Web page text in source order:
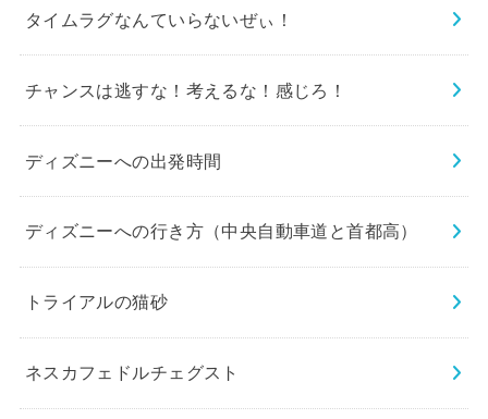
タイムラグなんていらないぜぃ！
チャンスは逃すな！考えるな！感じろ！
ディズニーへの出発時間
ディズニーへの行き方（中央自動車道と首都高）
トライアルの猫砂
ネスカフェドルチェグスト